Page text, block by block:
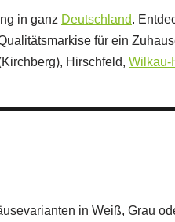
in ganz Deutschland.
für ein
Hirschfeld, Wilkau-
in Weiß, Grau